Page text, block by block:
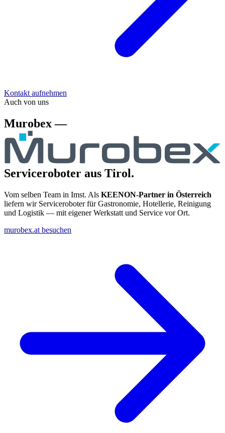
Kontakt aufnehmen
Auch von uns
Murobex —
Serviceroboter aus Tirol.
Vom selben Team in Imst. Als KEENON-Partner in Österreich
liefern wir Serviceroboter für Gastronomie, Hotellerie, Reinigung
und Logistik — mit eigener Werkstatt und Service vor Ort.
murobex.at besuchen